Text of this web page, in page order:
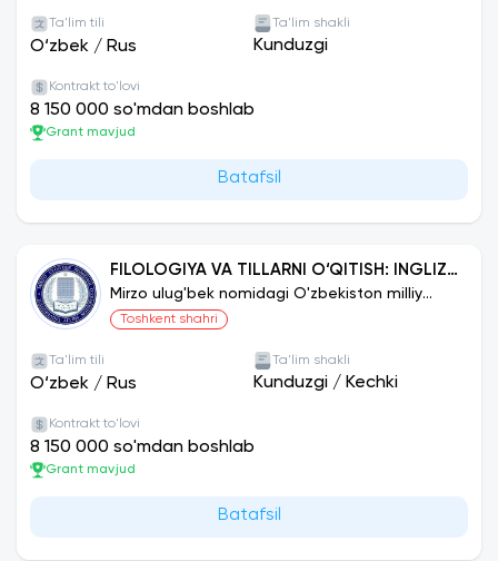
Ta'lim tili
O‘zbek / Rus
Ta'lim shakli
Kunduzgi
Kontrakt to'lovi
8 150 000 so'mdan boshlab
Grant mavjud
Batafsil
FILOLOGIYA VA TILLARNI O‘QITISH: INGLIZ
TILI
Mirzo ulug'bek nomidagi O'zbekiston milliy
universiteti
Toshkent shahri
Ta'lim tili
O‘zbek / Rus
Ta'lim shakli
Kunduzgi / Kechki
Kontrakt to'lovi
8 150 000 so'mdan boshlab
Grant mavjud
Batafsil